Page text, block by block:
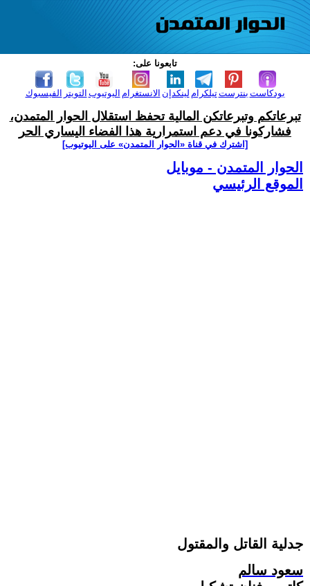
تابعونا على:
الفيسبوك التويتر اليوتيوب الانستغرام لينكدإن تيلكرامبنترست بودكاست
تبرعاتكم وتبرعاتكن المالية تحفظ استقلال الحوار المتمدن،
فشاركونا في دعم استمرارية هذا الفضاء اليساري الحر
[اشترك في قناة ‫«الحوار المتمدن» على اليوتيوب]
الحوار المتمدن - موبايل
الموقع الرئيسي
جدلية القاتل والمقتول
سعود سالم